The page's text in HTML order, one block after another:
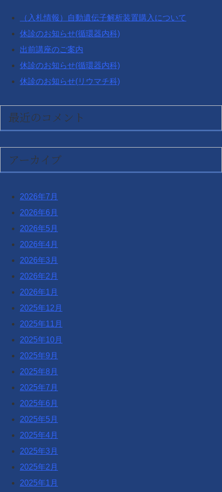
（入札情報）自動遺伝子解析装置購入について
休診のお知らせ(循環器内科)
出前講座のご案内
休診のお知らせ(循環器内科)
休診のお知らせ(リウマチ科)
最近のコメント
アーカイブ
2026年7月
2026年6月
2026年5月
2026年4月
2026年3月
2026年2月
2026年1月
2025年12月
2025年11月
2025年10月
2025年9月
2025年8月
2025年7月
2025年6月
2025年5月
2025年4月
2025年3月
2025年2月
2025年1月